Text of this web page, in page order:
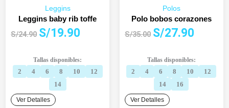
Leggins
Leggins baby rib toffe
S/24.90
El
era:
S/24.90.
S/19.90
es:
S/19.90.
Tallas disponibles:
2 4 6 8 10
12
14
Ver Detalles
Polos
Polo bobos corazones
S/35.00
El
era:
S/35.00.
S/27.90
es:
S/27.90.
Tallas disponibles:
2 4 6 8 10
12
14
16
Ver Detalles